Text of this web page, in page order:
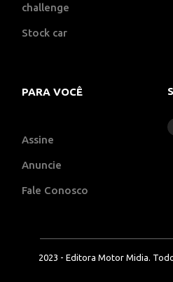
challenge
Stock car
PARA VOCÊ
Assine
Anuncie
Fale Conosco
2023 - Editora Motor Midia.